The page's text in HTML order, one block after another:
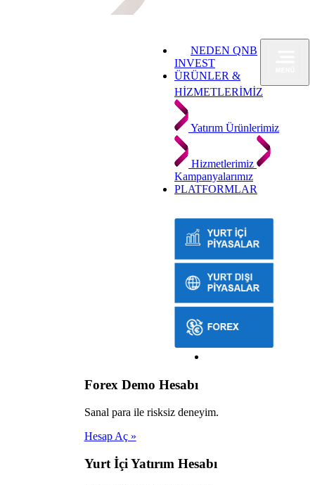
NEDEN QNB
INVEST
ÜRÜNLER &
HİZMETLERİMİZ
Yatırım Ürünlerimiz
Hizmetlerimiz
Kampanyalarımız
PLATFORMLAR
Forex Demo Hesabı
Sanal para ile risksiz deneyim.
Hesap Aç »
Yurt İçi Yatırım Hesabı